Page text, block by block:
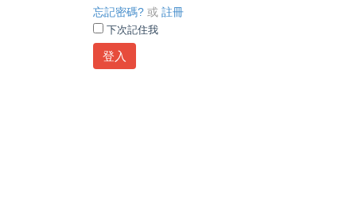
忘記密碼? 或 註冊
下次記住我
登入